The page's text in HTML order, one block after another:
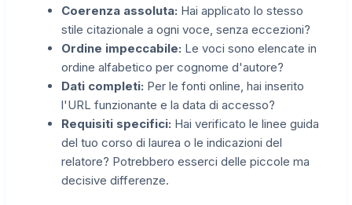
Coerenza assoluta: Hai applicato lo stesso
stile citazionale a ogni voce, senza eccezioni?
Ordine impeccabile: Le voci sono elencate in
ordine alfabetico per cognome d'autore?
Dati completi: Per le fonti online, hai inserito
l'URL funzionante e la data di accesso?
Requisiti specifici: Hai verificato le linee guida
del tuo corso di laurea o le indicazioni del
relatore? Potrebbero esserci delle piccole ma
decisive differenze.